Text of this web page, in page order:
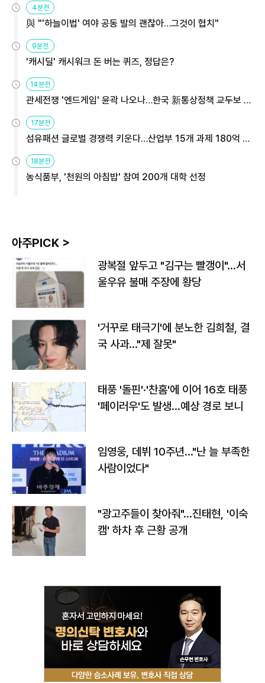
4분전
與 "'하늘이법' 여야 공동 발의 괜찮아…그것이 협치"
9분전
'캐시딜' 캐시워크 돈 버는 퀴즈, 정답은?
14분전
관세전쟁 '엔드게임' 윤곽 나오나…한국 新통상정책 교두보 활
용해야
17분전
섬유패션 글로벌 경쟁력 키운다…산업부 15개 과제 180억 지
원
18분전
농식품부, '천원의 아침밥' 참여 200개 대학 선정
아주PICK >
광복절 앞두고 "김구는 빨갱이"…서
울우유 불매 주장에 황당
'거꾸로 태극기'에 분노한 김희철, 결
국 사과…"제 잘못"
태풍 '돌핀'·'찬홈'에 이어 16호 태풍
'페이러우'도 발생…예상 경로 보니
임영웅, 데뷔 10주년…"난 늘 부족한
사람이었다"
"광고주들이 찾아줘"…진태현, '이숙
캠' 하차 후 근황 공개